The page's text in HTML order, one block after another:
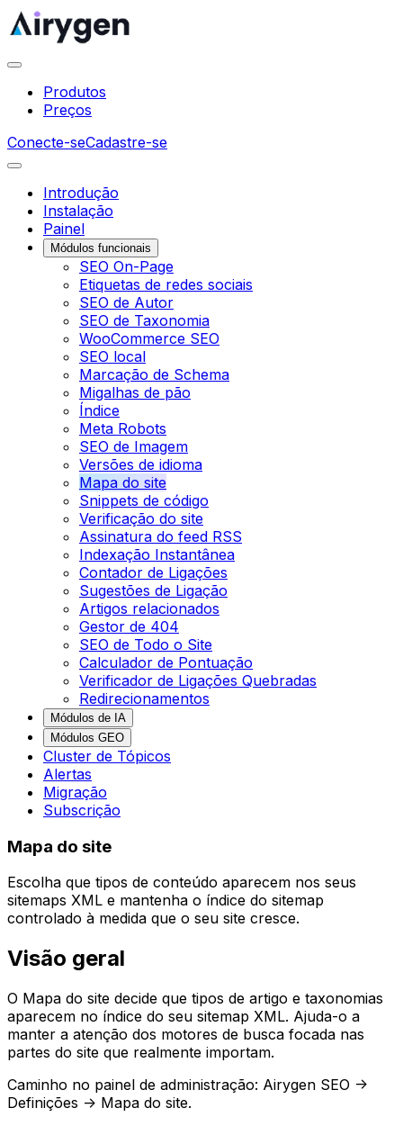
Produtos
Preços
Conecte-seCadastre-se
Introdução
Instalação
Painel
Módulos funcionais
SEO On-Page
Etiquetas de redes sociais
SEO de Autor
SEO de Taxonomia
WooCommerce SEO
SEO local
Marcação de Schema
Migalhas de pão
Índice
Meta Robots
SEO de Imagem
Versões de idioma
Mapa do site
Snippets de código
Verificação do site
Assinatura do feed RSS
Indexação Instantânea
Contador de Ligações
Sugestões de Ligação
Artigos relacionados
Gestor de 404
SEO de Todo o Site
Calculador de Pontuação
Verificador de Ligações Quebradas
Redirecionamentos
Módulos de IA
Módulos GEO
Cluster de Tópicos
Alertas
Migração
Subscrição
Mapa do site
Escolha que tipos de conteúdo aparecem nos seus
sitemaps XML e mantenha o índice do sitemap
controlado à medida que o seu site cresce.
Visão geral
O Mapa do site decide que tipos de artigo e taxonomias
aparecem no índice do seu sitemap XML. Ajuda-o a
manter a atenção dos motores de busca focada nas
partes do site que realmente importam.
Caminho no painel de administração: Airygen SEO ->
Definições -> Mapa do site.